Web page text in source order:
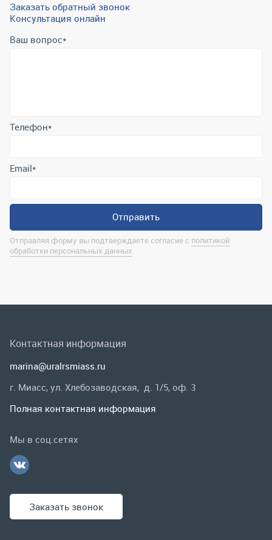
Заказать обратный звонок
Консультация онлайн
Ваш вопрос*
Отправляя форму вы подтверждаете согласие с
Спецпредложения
Гарантии и возврат
Контактная информация
marina@uralrsmiass.ru
Заказать звонок